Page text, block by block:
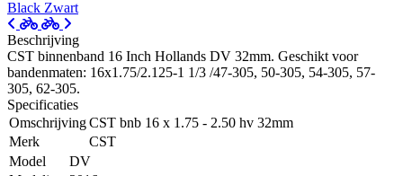
Black Zwart
Beschrijving
CST binnenband 16 Inch Hollands DV 32mm. Geschikt voor
bandenmaten: 16x1.75/2.125-1 1/3 /47-305, 50-305, 54-305, 57-
305, 62-305.
Specificaties
OmschrijvingCST bnb 16 x 1.75 - 2.50 hv 32mm
Merk
CST
Model
DV